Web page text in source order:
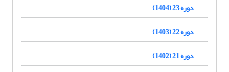
دوره 23 (1404)
دوره 22 (1403)
دوره 21 (1402)